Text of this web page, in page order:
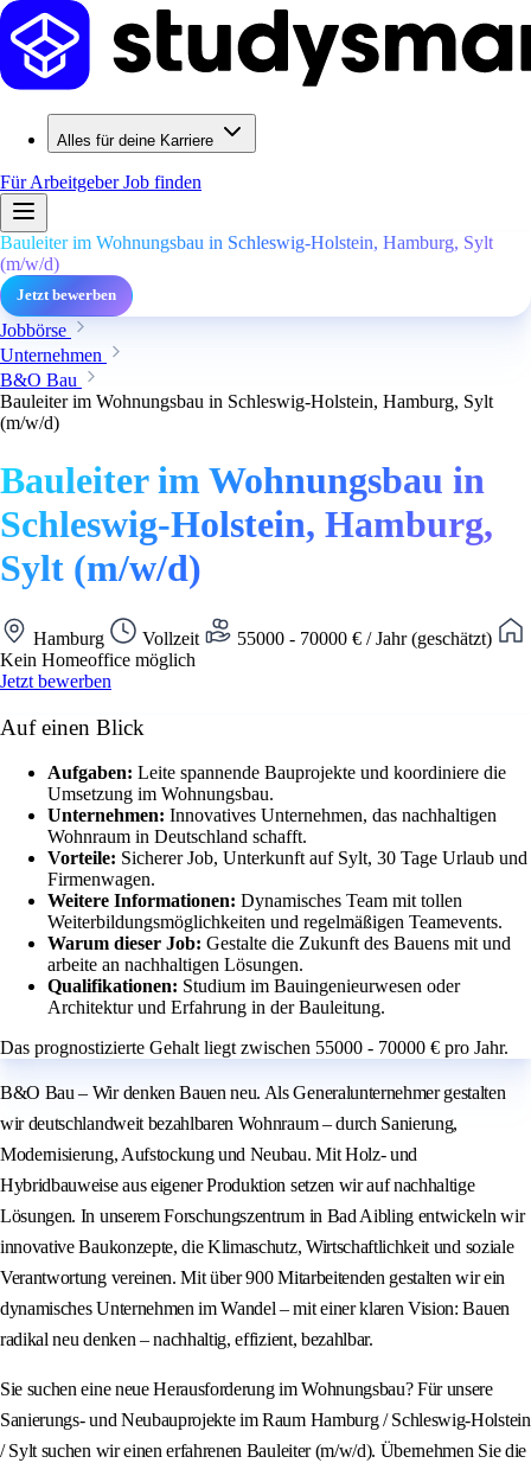
Alles für deine Karriere
Für ArbeitgeberJob finden
Bauleiter im Wohnungsbau in Schleswig-Holstein, Hamburg, Sylt
(m/w/d)
Jetzt bewerben
Jobbörse
Unternehmen
B&O Bau
Bauleiter im Wohnungsbau in Schleswig-Holstein, Hamburg, Sylt
(m/w/d)
Bauleiter im Wohnungsbau in
Schleswig-Holstein, Hamburg,
Sylt (m/w/d)
Hamburg Vollzeit
55000 - 70000 € / Jahr (geschätzt)
Kein Homeoffice möglich
Jetzt bewerben
Auf einen Blick
Aufgaben: Leite spannende Bauprojekte und koordiniere die
Umsetzung im Wohnungsbau.
Unternehmen: Innovatives Unternehmen, das nachhaltigen
Wohnraum in Deutschland schafft.
Vorteile: Sicherer Job, Unterkunft auf Sylt, 30 Tage Urlaub und
Firmenwagen.
Weitere Informationen: Dynamisches Team mit tollen
Weiterbildungsmöglichkeiten und regelmäßigen Teamevents.
Warum dieser Job: Gestalte die Zukunft des Bauens mit und
arbeite an nachhaltigen Lösungen.
Qualifikationen: Studium im Bauingenieurwesen oder
Architektur und Erfahrung in der Bauleitung.
Das prognostizierte Gehalt liegt zwischen 55000 - 70000 € pro Jahr.
B&O Bau – Wir denken Bauen neu. Als Generalunternehmer gestalten
wir deutschlandweit bezahlbaren Wohnraum – durch Sanierung,
Modernisierung, Aufstockung und Neubau. Mit Holz- und
Hybridbauweise aus eigener Produktion setzen wir auf nachhaltige
Lösungen. In unserem Forschungszentrum in Bad Aibling entwickeln wir
innovative Baukonzepte, die Klimaschutz, Wirtschaftlichkeit und soziale
Verantwortung vereinen. Mit über 900 Mitarbeitenden gestalten wir ein
dynamisches Unternehmen im Wandel – mit einer klaren Vision: Bauen
radikal neu denken – nachhaltig, effizient, bezahlbar.
Sie suchen eine neue Herausforderung im Wohnungsbau? Für unsere
Sanierungs- und Neubauprojekte im Raum Hamburg / Schleswig-Holstein
/ Sylt suchen wir einen erfahrenen Bauleiter (m/w/d). Übernehmen Sie die